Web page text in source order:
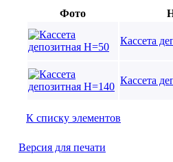
Фото
Кассета
Кассета
К списку элементов
Версия для печати